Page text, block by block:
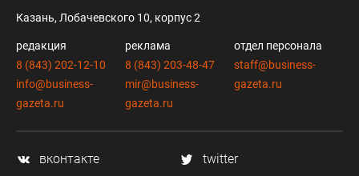
Казань, Лобачевского 10, корпус 2
редакция
8 (843) 202-12-10
info@business-
gazeta.ru
реклама
8 (843) 203-48-47
mir@business-
gazeta.ru
отдел персонала
staff@business-
gazeta.ru
вконтакте
twitter